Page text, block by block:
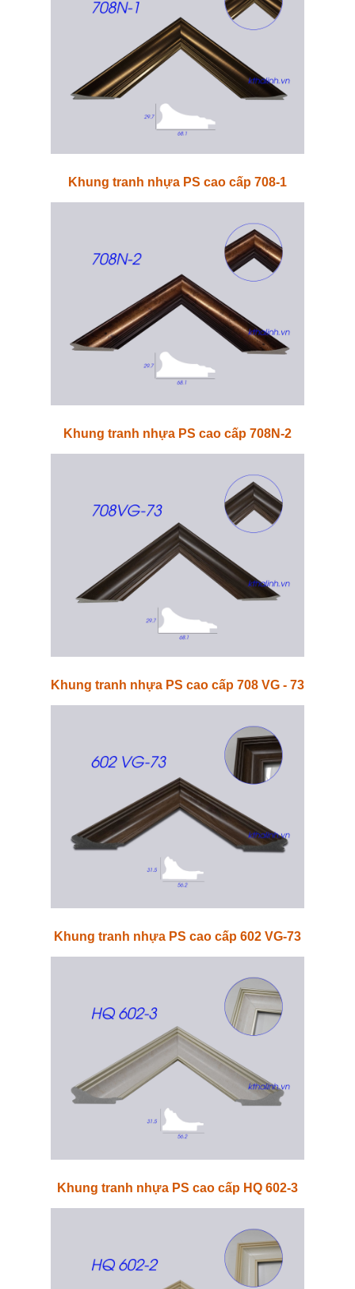
Khung tranh nhựa PS cao cấp 708-1
Khung tranh nhựa PS cao cấp 708N-2
Khung tranh nhựa PS cao cấp 708 VG - 73
Khung tranh nhựa PS cao cấp 602 VG-73
Khung tranh nhựa PS cao cấp HQ 602-3